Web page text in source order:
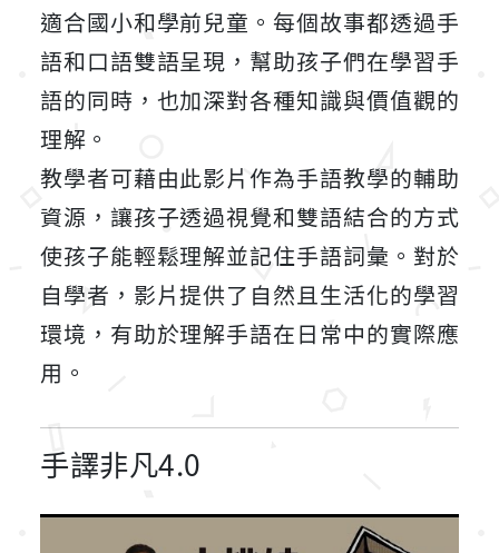
適合國小和學前兒童。每個故事都透過手
語和口語雙語呈現，幫助孩子們在學習手
語的同時，也加深對各種知識與價值觀的
理解。
教學者可藉由此影片作為手語教學的輔助
資源，讓孩子透過視覺和雙語結合的方式
使孩子能輕鬆理解並記住手語詞彙。對於
自學者，影片提供了自然且生活化的學習
環境，有助於理解手語在日常中的實際應
用。
手譯非凡4.0